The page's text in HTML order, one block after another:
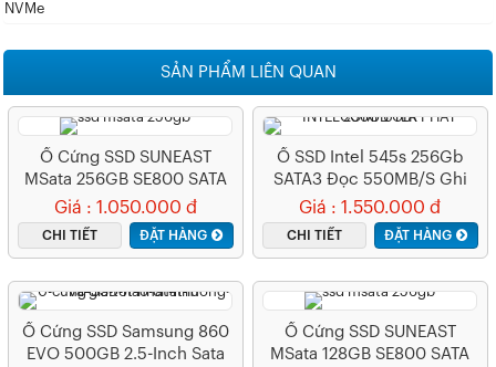
NVMe
SẢN PHẨM LIÊN QUAN
Ổ Cứng SSD SUNEAST
MSata 256GB SE800 SATA
III
Giá : 1.050.000 đ
CHI TIẾT ĐẶT HÀNG
Ổ SSD Intel 545s 256Gb
SATA3 Đọc 550MB/s Ghi
500MB/s
Giá : 1.550.000 đ
CHI TIẾT ĐẶT HÀNG
Ổ Cứng SSD Samsung 860
EVO 500GB 2.5-Inch Sata
Ổ Cứng SSD SUNEAST
MSata 128GB SE800 SATA